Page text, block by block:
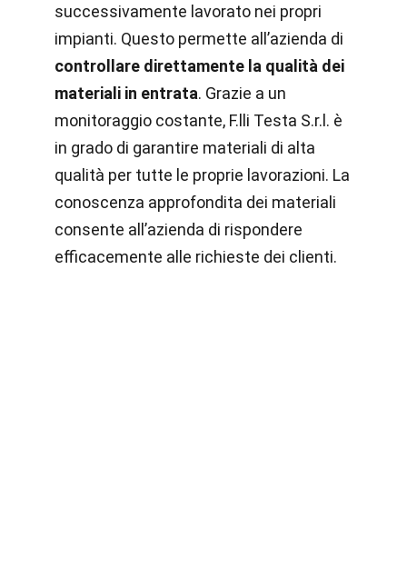
successivamente lavorato nei propri
impianti. Questo permette all’azienda di
controllare direttamente la qualità dei
materiali in entrata. Grazie a un
monitoraggio costante, F.lli Testa S.r.l. è
in grado di garantire materiali di alta
qualità per tutte le proprie lavorazioni. La
conoscenza approfondita dei materiali
consente all’azienda di rispondere
efficacemente alle richieste dei clienti.